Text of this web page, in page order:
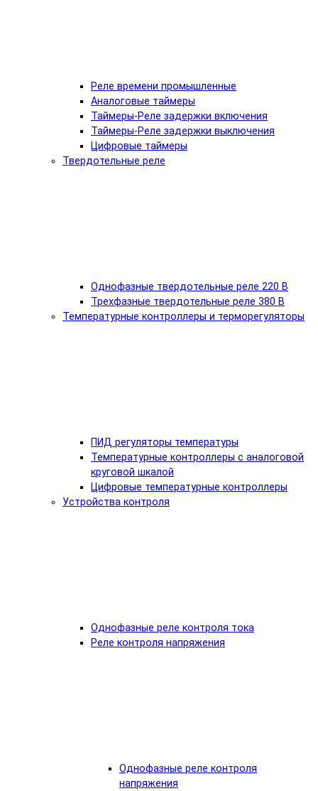
Реле времени промышленные
Аналоговые таймеры
Таймеры-Реле задержки включения
Таймеры-Реле задержки выключения
Цифровые таймеры
Твердотельные реле
Однофазные твердотельные реле 220 В
Трехфазные твердотельные реле 380 В
Температурные контроллеры и терморегуляторы
ПИД регуляторы температуры
Температурные контроллеры с аналоговой
круговой шкалой
Цифровые температурные контроллеры
Устройства контроля
Однофазные реле контроля тока
Реле контроля напряжения
Однофазные реле контроля
напряжения